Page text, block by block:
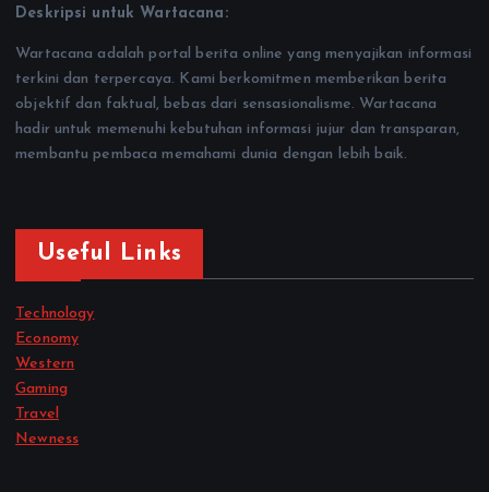
Deskripsi untuk Wartacana:
Wartacana adalah portal berita online yang menyajikan informasi
terkini dan terpercaya. Kami berkomitmen memberikan berita
objektif dan faktual, bebas dari sensasionalisme. Wartacana
hadir untuk memenuhi kebutuhan informasi jujur dan transparan,
membantu pembaca memahami dunia dengan lebih baik.
Useful Links
Technology
Economy
Western
Gaming
Travel
Newness